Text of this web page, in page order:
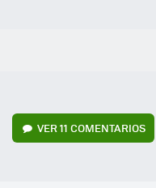
VER11 COMENTARIOS